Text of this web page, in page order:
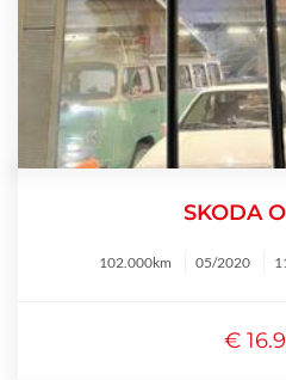
SKODA
102.000km 05/2020
€